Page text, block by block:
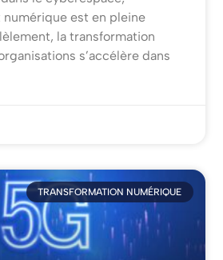
numérique est en pleine
la transformation
s’accélère dans
TRANSFORMATION NUMÉRIQUE